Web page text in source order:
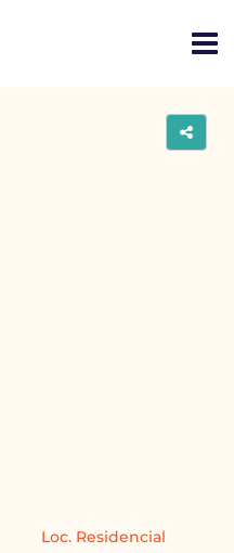
Loc. Residencial